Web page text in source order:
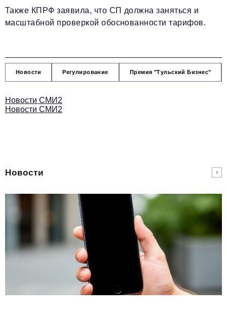
Также КПРФ заявила, что СП должна заняться и
масштабной проверкой обоснованности тарифов.
Новости Регулирование Премия "Тульский Бизнес"
Новости СМИ2
Новости СМИ2
Новости